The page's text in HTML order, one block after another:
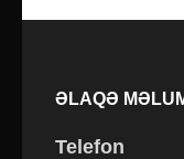
ƏLAQƏ
Telefon